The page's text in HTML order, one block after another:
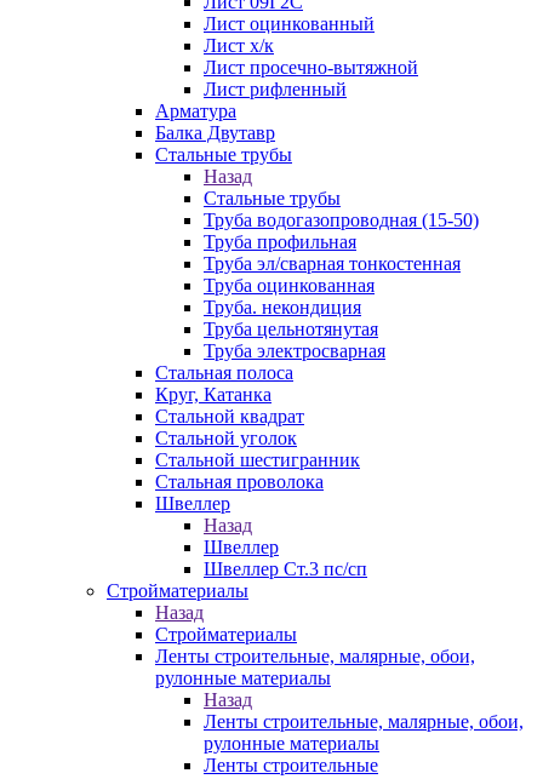
Лист оцинкованный
Лист х/к
Лист просечно-вытяжной
Лист рифленный
Арматура
Балка Двутавр
Стальные трубы
Назад
Стальные трубы
Труба водогазопроводная (15-50)
Труба профильная
Труба эл/сварная тонкостенная
Труба оцинкованная
Труба. некондиция
Труба цельнотянутая
Труба электросварная
Стальная полоса
Круг, Катанка
Стальной квадрат
Стальной уголок
Стальной шестигранник
Стальная проволока
Швеллер
Назад
Швеллер
Швеллер Ст.3 пс/сп
Стройматериалы
Назад
Стройматериалы
Ленты строительные, малярные, обои,
рулонные материалы
Назад
Ленты строительные, малярные, обои,
рулонные материалы
Ленты строительные